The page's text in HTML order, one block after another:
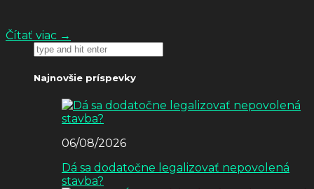
Čítať viac →
Najnovšie príspevky
06/08/2026
Dá sa dodatočne legalizovať nepovolená
stavba?